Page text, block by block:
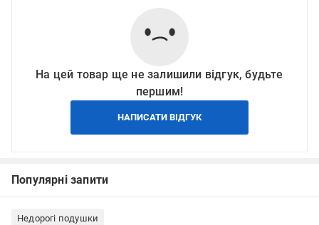
На цей товар ще не залишили відгук, будьте
першим!
НАПИСАТИ ВІДГУК
Популярні запити
Недорогі подушки